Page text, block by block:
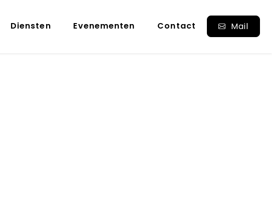
Diensten Evenementen Contact Mail